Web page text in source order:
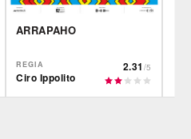
ARRAPAHO
REGIA
Ciro Ippolito
2.31 /5